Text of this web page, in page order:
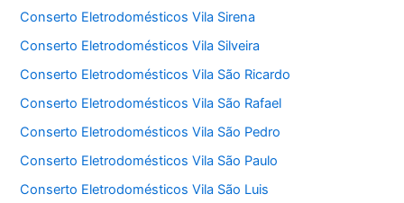
Conserto Eletrodomésticos Vila Sirena
Conserto Eletrodomésticos Vila Silveira
Conserto Eletrodomésticos Vila São Ricardo
Conserto Eletrodomésticos Vila São Rafael
Conserto Eletrodomésticos Vila São Pedro
Conserto Eletrodomésticos Vila São Paulo
Conserto Eletrodomésticos Vila São Luis